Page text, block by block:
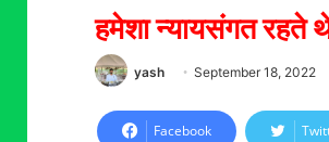
हमेशा न्यायसंगत रहते
yash September 18, 2022
Facebook